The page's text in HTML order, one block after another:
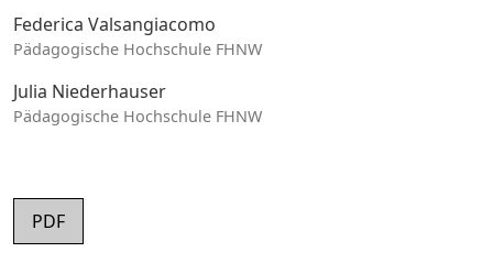
Federica Valsangiacomo
Pädagogische Hochschule FHNW
Julia Niederhauser
Pädagogische Hochschule FHNW
PDF